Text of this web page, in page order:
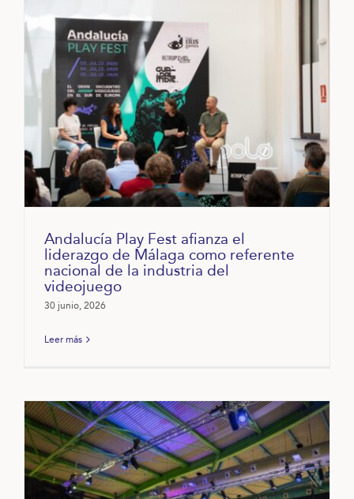
Andalucía Play Fest afianza el
liderazgo de Málaga como referente
nacional de la industria del
videojuego
30 junio, 2026
Leer más